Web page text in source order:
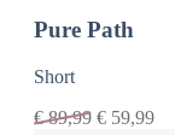
Pure Path
Short
€89,99 € 59,99